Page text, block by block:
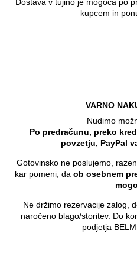
kupcem in
VARNO
Nudimo
Po predračunu, preko
povzetju, PayPal
Gotovinsko ne poslujemo,
kar pomeni, da ob osebnem
Ne držimo rezervacije zalog,
naročeno blago/storitev. Do
podjetja